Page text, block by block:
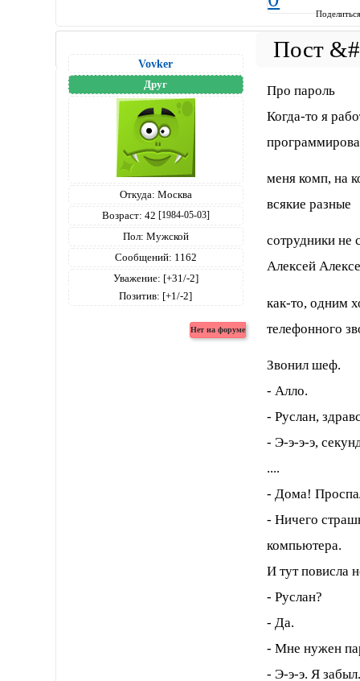
Vovker
Друг
Откуда: Москва
Возраст: 42 [1984-05-03]
Пол: Мужской
Сообщений: 1162
Уважение: [+31/-2]
Позитив: [+1/-2]
Про пароль
Когда-то я
меня комп, на
всякие разные
сотрудники не
Алексей
как-то, одним
телефонного
Звонил шеф.
- Алло.
- Руслан,
- Э-э-э-э,
....
- Дома!
- Ничего
компьютера.
И тут повисла
- Руслан?
- Да.
- Мне нужен
- Э-э-э. Я